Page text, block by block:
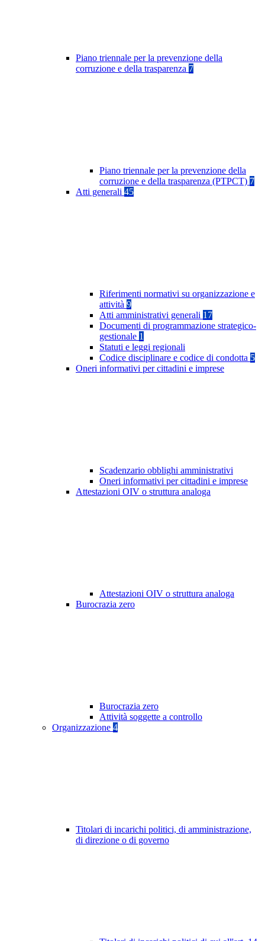
Piano triennale per la prevenzione della
corruzione e della trasparenza 7
Piano triennale per la prevenzione della
corruzione e della trasparenza (PTPCT) 7
Atti generali 45
Riferimenti normativi su organizzazione e
attività 9
Atti amministrativi generali 17
Documenti di programmazione strategico-
gestionale 1
Statuti e leggi regionali
Codice disciplinare e codice di condotta 5
Oneri informativi per cittadini e imprese
Scadenzario obblighi amministrativi
Oneri informativi per cittadini e imprese
Attestazioni OIV o struttura analoga
Attestazioni OIV o struttura analoga
Burocrazia zero
Burocrazia zero
Attività soggette a controllo
Organizzazione 4
Titolari di incarichi politici, di amministrazione,
di direzione o di governo